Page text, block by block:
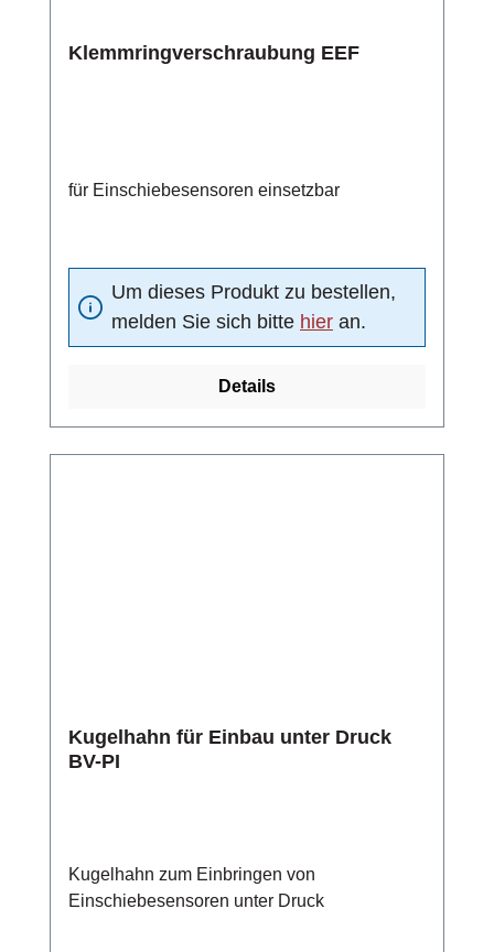
Klemmringverschraubung EEF
für Einschiebesensoren einsetzbar
Um dieses Produkt zu bestellen,
melden Sie sich bitte hier an.
Details
Kugelhahn für Einbau unter Druck
BV-PI
Kugelhahn zum Einbringen von
Einschiebesensoren unter Druck